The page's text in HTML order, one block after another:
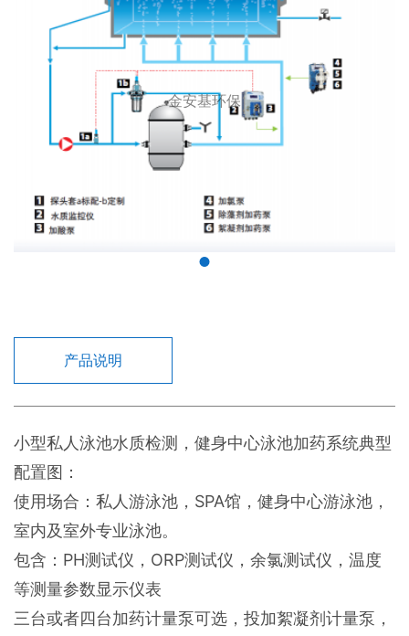
金安基环保
产品说明
小型私人泳池水质检测，健身中心泳池加药系统典型
配置图：
使用场合：私人游泳池，SPA馆，健身中心游泳池，
室内及室外专业泳池。
包含：PH测试仪，ORP测试仪，余氯测试仪，温度
等测量参数显示仪表
三台或者四台加药计量泵可选，投加絮凝剂计量泵，